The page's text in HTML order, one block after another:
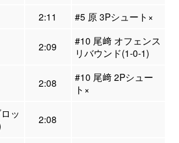
2:11
#5 原 3Pシュート×
2:09
#10 尾﨑 オフェンス
リバウンド(1-0-1)
2:08
#10 尾﨑 2Pシュー
ト×
ッ
2:08